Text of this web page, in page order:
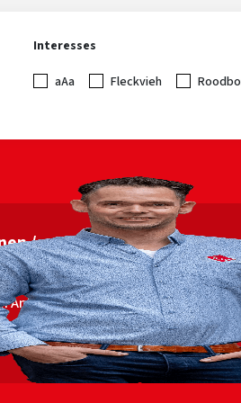
Interesses
aAa
Fleckvieh
/ vruchtbaarheids­
Ankum